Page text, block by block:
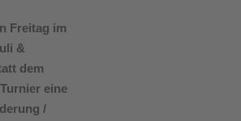
Freitag im
&
dem
eine
/